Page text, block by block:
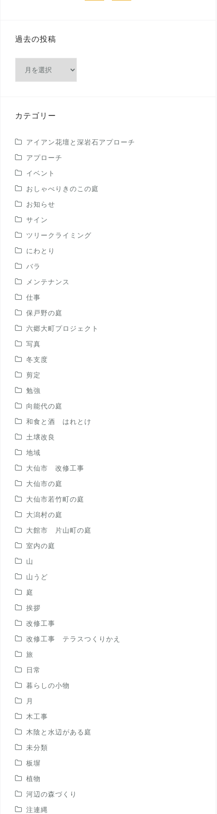
過去の投稿
稿
カテゴリー
アイアン花壇と深岩石アプローチ
アプローチ
イベント
おしゃべりきのこの庭
お知らせ
サイン
ツリークライミング
にわとり
バラ
メンテナンス
仕事
保戸野の庭
六郷大町プロジェクト
写真
冬支度
剪定
勉強
向能代の庭
和食と酒 はれとけ
土壌改良
地域
大仙市 改修工事
大仙市の庭
大仙市若竹町の庭
大潟村の庭
大館市 片山町の庭
室内の庭
山
山うど
庭
挨拶
改修工事
改修工事 テラスつくりかえ
旅
日常
暮らしの小物
月
木工事
木陰と水辺がある庭
未分類
板塀
植物
河辺の森づくり
注連縄